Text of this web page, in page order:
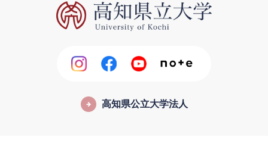
高知県公立大学法人